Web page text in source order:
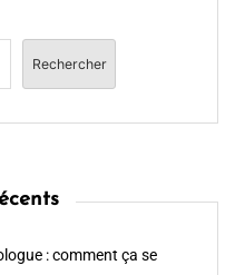
Rechercher
: comment ça se